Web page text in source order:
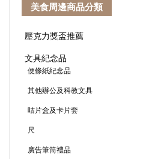
美食周邊商品分類
壓克力獎盃推薦
文具紀念品
便條紙紀念品
其他辦公及科教文具
咭片盒及卡片套
尺
廣告筆筒禮品